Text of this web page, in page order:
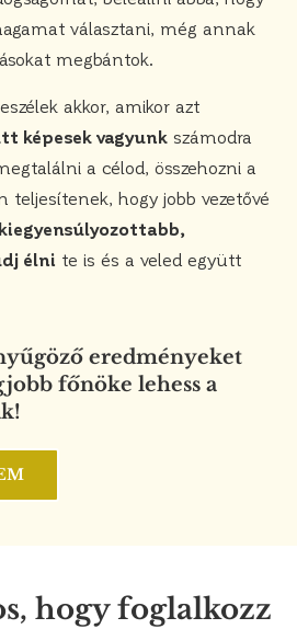
választani, még annak
megbántok.
akkor, amikor azt
képesek vagyunk számodra
a célod, összehozni a
teljesítenek, hogy jobb vezetővé
élni te is és a veled együtt
eredményeket
főnöke lehess a
hogy foglalkozz